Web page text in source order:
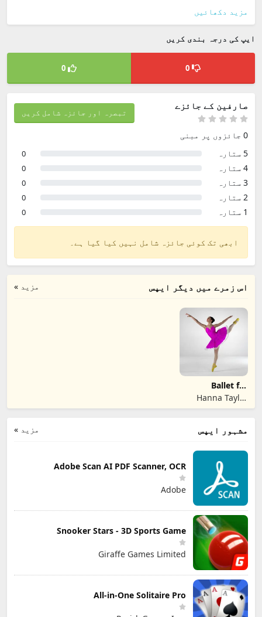
مزید دکھائیں
ایپ کی درجہ بندی کریں
0
0
تبصرہ اور جائزہ شامل کریں
صارفین کے جائزے
0 جائزوں پر مبنی
5 ستارہ
0
4 ستارہ 0
3 ستارہ 0
2 ستارہ 0
1 ستارہ 0
ابھی تک کوئی جائزہ شامل نہیں کیا گیا ہے۔
مزید » اس زمرے میں دیگر ایپس
Ballet for
beginners
Hanna Taylor
Apps
مزید »
مشہور ایپس
Adobe Scan AI PDF Scanner, OCR
Adobe
Snooker Stars - 3D Sports Game
Giraffe Games Limited
All-in-One Solitaire Pro